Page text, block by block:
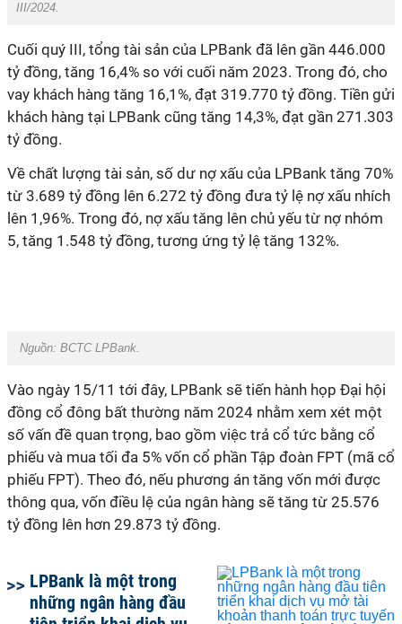
III/2024.
Cuối quý III, tổng tài sản của LPBank đã lên gần 446.000
tỷ đồng, tăng 16,4% so với cuối năm 2023. Trong đó, cho
vay khách hàng tăng 16,1%, đạt 319.770 tỷ đồng. Tiền gửi
khách hàng tại LPBank cũng tăng 14,3%, đạt gần 271.303
tỷ đồng.
Về chất lượng tài sản, số dư nợ xấu của LPBank tăng 70%
từ 3.689 tỷ đồng lên 6.272 tỷ đồng đưa tỷ lệ nợ xấu nhích
lên 1,96%. Trong đó, nợ xấu tăng lên chủ yếu từ nợ nhóm
5, tăng 1.548 tỷ đồng, tương ứng tỷ lệ tăng 132%.
Nguồn: BCTC LPBank.
Vào ngày 15/11 tới đây, LPBank sẽ tiến hành họp Đại hội
đồng cổ đông bất thường năm 2024 nhằm xem xét một
số vấn đề quan trọng, bao gồm việc trả cổ tức bằng cổ
phiếu và mua tối đa 5% vốn cổ phần Tập đoàn FPT (mã cổ
phiếu FPT). Theo đó, nếu phương án tăng vốn mới được
thông qua, vốn điều lệ của ngân hàng sẽ tăng từ 25.576
tỷ đồng lên hơn 29.873 tỷ đồng.
LPBank là một trong
những ngân hàng đầu